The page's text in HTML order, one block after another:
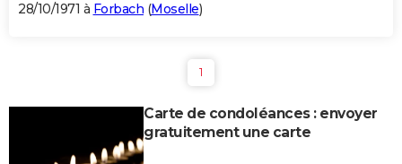
28/10/1971 à Forbach (Moselle)
1
Carte de condoléances : envoyer
gratuitement une carte